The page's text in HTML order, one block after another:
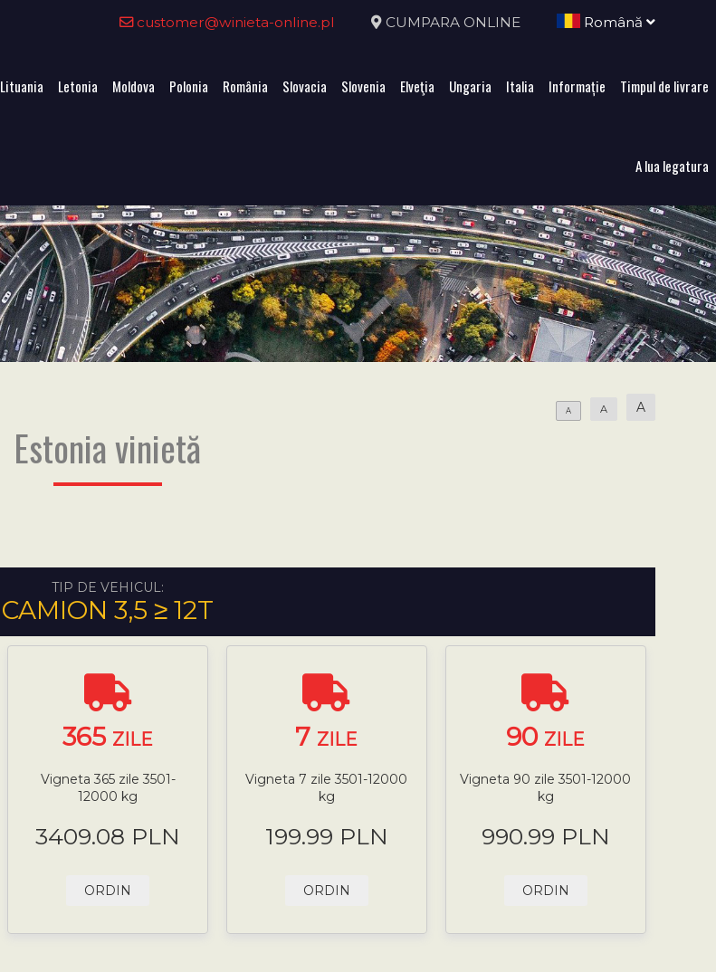
customer@winieta-online.pl CUMPARA ONLINE Română
Lituania Letonia Moldova Polonia România Slovacia Slovenia Elveţia Ungaria Italia Informație Timpul de livrare
A lua legatura
A A A
Estonia vinietă
TIP DE VEHICUL:
CAMION 3,5 ≥ 12T
365 ZILE
Vigneta 365 zile 3501-
12000 kg
3409.08 PLN
ORDIN
7 ZILE
Vigneta 7 zile 3501-12000
kg
199.99 PLN
ORDIN
90 ZILE
Vigneta 90 zile 3501-12000
kg
990.99 PLN
ORDIN